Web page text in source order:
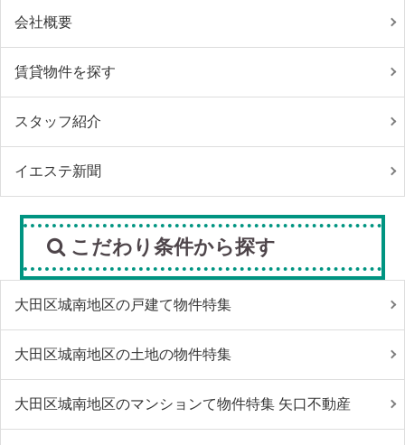
会社概要
賃貸物件を探す
スタッフ紹介
イエステ新聞
こだわり条件から探す
大田区城南地区の戸建て物件特集
大田区城南地区の土地の物件特集
大田区城南地区のマンションて物件特集 矢口不動産